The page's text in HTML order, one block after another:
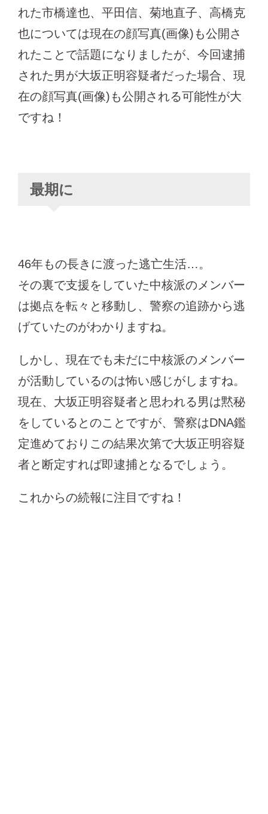
れた市橋達也、平田信、菊地直子、高橋克
也については現在の顔写真(画像)も公開さ
れたことで話題になりましたが、今回逮捕
された男が大坂正明容疑者だった場合、現
在の顔写真(画像)も公開される可能性が大
ですね！
最期に
46年もの長きに渡った逃亡生活…。
その裏で支援をしていた中核派のメンバー
は拠点を転々と移動し、警察の追跡から逃
げていたのがわかりますね。
しかし、現在でも未だに中核派のメンバー
が活動しているのは怖い感じがしますね。
現在、大坂正明容疑者と思われる男は黙秘
をしているとのことですが、警察はDNA鑑
定進めておりこの結果次第で大坂正明容疑
者と断定すれば即逮捕となるでしょう。
これからの続報に注目ですね！